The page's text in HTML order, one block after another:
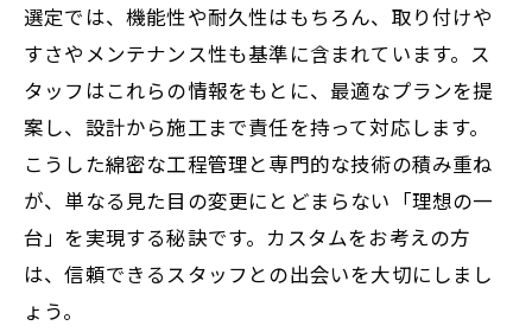
選定では、機能性や耐久性はもちろん、取り付けや
すさやメンテナンス性も基準に含まれています。ス
タッフはこれらの情報をもとに、最適なプランを提
案し、設計から施工まで責任を持って対応します。
こうした綿密な工程管理と専門的な技術の積み重ね
が、単なる見た目の変更にとどまらない「理想の一
台」を実現する秘訣です。カスタムをお考えの方
は、信頼できるスタッフとの出会いを大切にしまし
ょう。